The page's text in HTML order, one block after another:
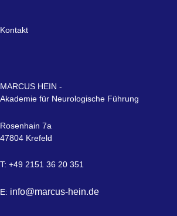
Kontakt
MARCUS HEIN -
Akademie für Neurologische Führung
Rosenhain 7a
47804 Krefeld
T: +49 2151 36 20 351
E: info@marcus-hein.de